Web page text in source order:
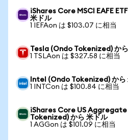
iShares Core MSCI EAFE
米ドル
1 IEFAon は $103.07 に相当
Tesla (Ondo Tokenized) か
1 TSLAon は $327.58 に相当
Intel (Ondo Tokenized) から
1 INTCon は $100.84 に相当
iShares Core US Aggregate
Tokenized) から 米ドル
1 AGGon は $101.09 に相当